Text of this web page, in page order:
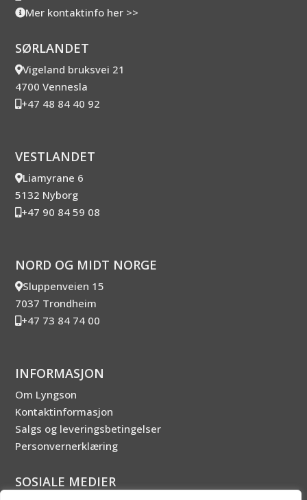
Mer kontaktinfo her >>
SØRLANDET
Vigeland bruksvei 21
4700 Vennesla
+47 48 84 40 92
VESTLANDET
Liamyrane 6
5132 Nyborg
+47 90 84 59 08
NORD OG MIDT NORGE
Sluppenveien 15
7037 Trondheim
+47 73 84 74 00
INFORMASJON
Om Lyngson
Kontaktinformasjon
Salgs og leveringsbetingelser
Personvernerklæring
SOSIALE MEDIER